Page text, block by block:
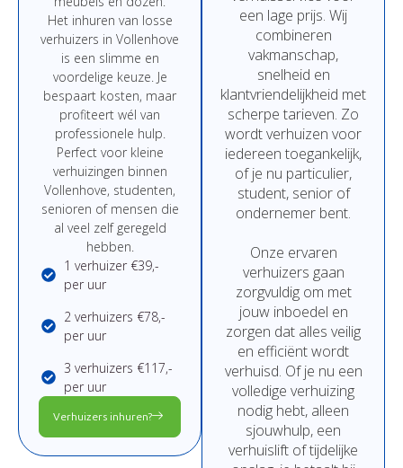
Het inhuren van losse
verhuizers in Vollenhove
is een slimme en
voordelige keuze. Je
bespaart kosten, maar
profiteert wél van
professionele hulp.
Perfect voor kleine
verhuizingen binnen
Vollenhove, studenten,
senioren of mensen die
al veel zelf geregeld
hebben.
1 verhuizer €39,-
per uur
2 verhuizers €78,-
per uur
3 verhuizers €117,-
per uur
Verhuizers inhuren?
een lage prijs. Wij
combineren
vakmanschap,
snelheid en
klantvriendelijkheid met
scherpe tarieven. Zo
wordtverhuizen voor
iedereen toegankelijk,
ofje nu particulier,
student, senior of
ondernemer bent.
Onze ervaren
verhuizers gaan
zorgvuldig om met
jouw inboedel en
zorgen dat alles veilig
en efficiëntwordt
verhuisd. Ofje nu een
volledige verhuizing
nodig hebt, alleen
sjouwhulp, een
verhuislift oftijdelijke